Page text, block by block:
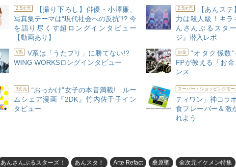
2.5次元
【撮り下ろし】俳優・小澤廉、
写真集テーマは“現代社会への反抗”!? 今
を語り尽くす超ロングインタビュー
【動画あり】
2.5次元
【あんス
力は殺人級！キラ
んさんぶるスタ
ジ』潜入レポ
V系
V系は「うたプリ」に勝てない!?
WING WORKSロングインタビュー
お金
“オタク係数
FPが教える「お
ンス
3次元
“おっかけ”女子の本音満載! ルー
ムシェア漫画『2DK』竹内佐千子イン
タビュー
スーパー・ショッピングモー
ティワン」神コラ
食フレーバー＆激
れよう
あんさんぶるスターズ！ あんスタ！ Arte Refact 桑原聖 全次元イケメン特集